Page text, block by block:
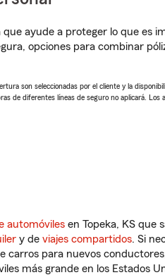
ayude a proteger lo que es
opciones para combinar
son seleccionadas por el cliente y la
de diferentes líneas de seguro no aplicará. Los
automóviles en Topeka, KS que
y de viajes compartidos. Si
para nuevos
más grande en los Estados